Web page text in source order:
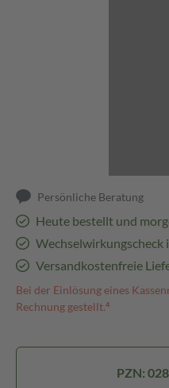
Persönliche Beratung
Heute bestellt und
Wechselwirkungscheck
Versandkostenfreie
Bei der Einlösung eines
Rechnung gestellt.⁴
PZN: